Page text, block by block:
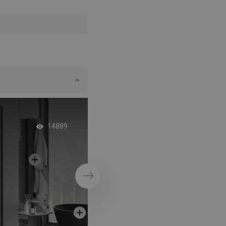
14889
Volgende